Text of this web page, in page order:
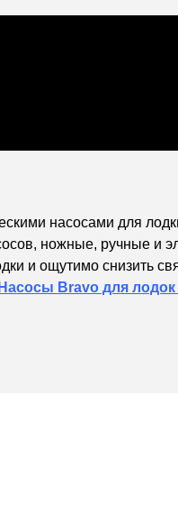
насосами для
ножные, ручные и
и ощутимо снизить
Bravo для